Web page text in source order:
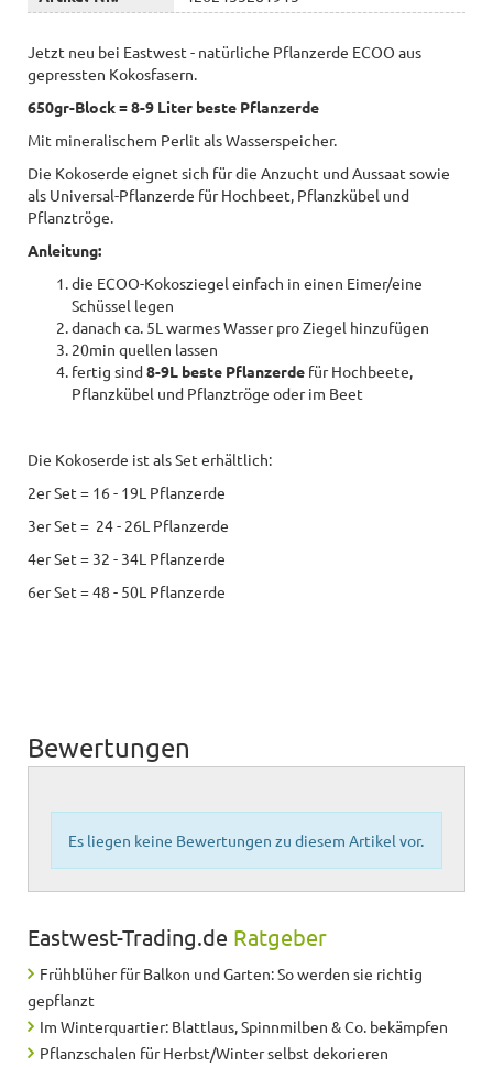
Jetzt neu bei Eastwest - natürliche Pflanzerde ECOO aus
gepressten Kokosfasern.
650gr-Block = 8-9 Liter beste Pflanzerde
Mit mineralischem Perlit als Wasserspeicher.
Die Kokoserde eignet sich für die Anzucht und Aussaat sowie
als Universal-Pflanzerde für Hochbeet, Pflanzkübel und
Pflanztröge.
Anleitung:
die ECOO-Kokosziegel einfach in einen Eimer/eine
Schüssel legen
danach ca. 5L warmes Wasser pro Ziegel hinzufügen
20min quellen lassen
fertig sind8-9L beste Pflanzerde für Hochbeete,
Pflanzkübel und Pflanztröge oder im Beet
Die Kokoserde ist als Set erhältlich:
2er Set = 16 - 19L Pflanzerde
3er Set = 24 - 26L Pflanzerde
4er Set = 32 - 34L Pflanzerde
6er Set = 48 - 50L Pflanzerde
Bewertungen
Es liegen keine Bewertungen zu diesem Artikel vor.
Eastwest-Trading.de Ratgeber
Frühblüher für Balkon und Garten: So werden sie richtig
gepflanzt
Im Winterquartier: Blattlaus, Spinnmilben & Co. bekämpfen
Pflanzschalen für Herbst/Winter selbst dekorieren